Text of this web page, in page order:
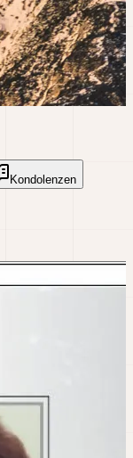
Kondolenzen